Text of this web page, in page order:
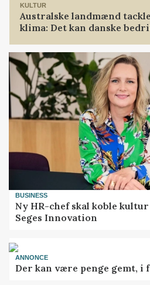
KULTUR
Australske landmænd
klima: Det kan danske
BUSINESS
Ny HR-chef skal koble
Seges Innovation
ANNONCE
Der kan være penge gemt, i